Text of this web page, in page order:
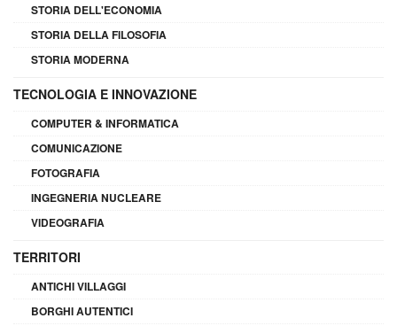
STORIA DELL'ECONOMIA
STORIA DELLA FILOSOFIA
STORIA MODERNA
TECNOLOGIA E INNOVAZIONE
COMPUTER & INFORMATICA
COMUNICAZIONE
FOTOGRAFIA
INGEGNERIA NUCLEARE
VIDEOGRAFIA
TERRITORI
ANTICHI VILLAGGI
BORGHI AUTENTICI